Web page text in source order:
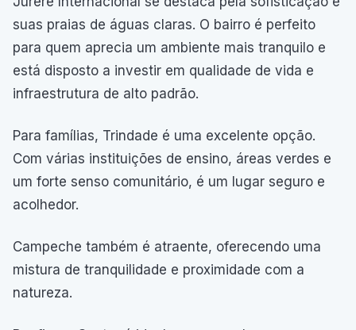
suas praias de águas claras. O bairro é perfeito
para quem aprecia um ambiente mais tranquilo e
está disposto a investir em qualidade de vida e
infraestrutura de alto padrão.
Para famílias, Trindade é uma excelente opção.
Com várias instituições de ensino, áreas verdes e
um forte senso comunitário, é um lugar seguro e
acolhedor.
Campeche também é atraente, oferecendo uma
mistura de tranquilidade e proximidade com a
natureza.